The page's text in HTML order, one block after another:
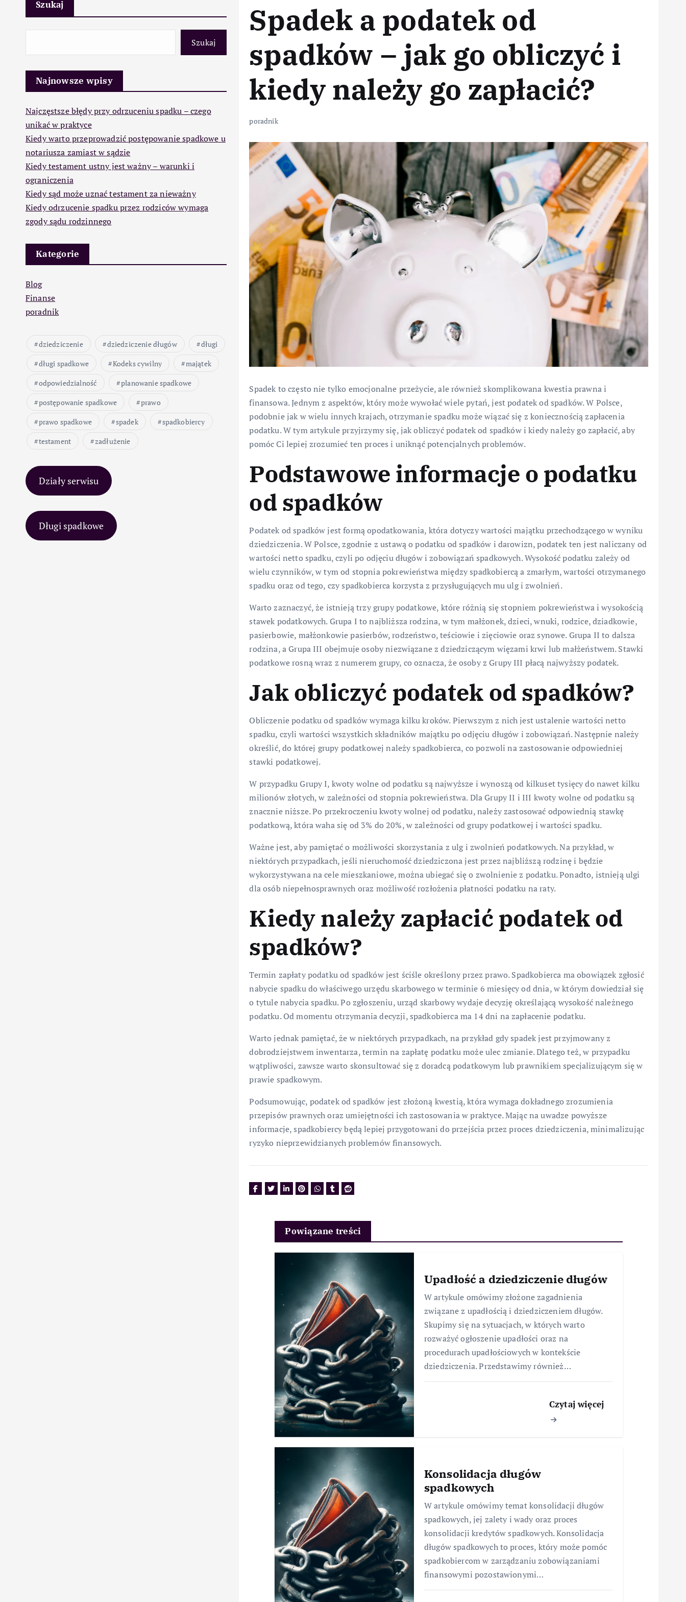
Szukaj
Szukaj
Najnowsze wpisy
Najczęstsze błędy przy odrzuceniu spadku – czego
unikać w praktyce
Kiedy warto przeprowadzić postępowanie spadkowe u
notariusza zamiast w sądzie
Kiedy testament ustny jest ważny – warunki i
ograniczenia
Kiedy sąd może uznać testament za nieważny
Kiedy odrzucenie spadku przez rodziców wymaga
zgody sądu rodzinnego
Kategorie
Blog
Finanse
poradnik
dziedziczenie dziedziczenie długów
długi
długi spadkowe
Kodeks cywilny
majątek
odpowiedzialność
planowanie spadkowe
postępowanie spadkowe
prawo
prawo spadkowe
spadek
spadkobiercy
testament
zadłużenie
Działy serwisu
Długi spadkowe
Spadek a podatek od
spadków – jak go obliczyć i
kiedy należy go zapłacić?
poradnik
Spadek to często nie tylko emocjonalne przeżycie, ale również skomplikowana kwestia prawna i
finansowa. Jednym z aspektów, który może wywołać wiele pytań, jest podatek od spadków. W Polsce,
podobnie jak w wielu innych krajach, otrzymanie spadku może wiązać się z koniecznością zapłacenia
podatku. W tym artykule przyjrzymy się, jak obliczyć podatek od spadków i kiedy należy go zapłacić, aby
pomóc Ci lepiej zrozumieć ten proces i uniknąć potencjalnych problemów.
Podstawowe informacje o podatku
od spadków
Podatek od spadków jest formą opodatkowania, która dotyczy wartości majątku przechodzącego w wyniku
dziedziczenia. W Polsce, zgodnie z ustawą o podatku od spadków i darowizn, podatek ten jest naliczany od
wartości netto spadku, czyli po odjęciu długów i zobowiązań spadkowych. Wysokość podatku zależy od
wielu czynników, w tym od stopnia pokrewieństwa między spadkobiercą a zmarłym, wartości otrzymanego
spadku oraz od tego, czy spadkobierca korzysta z przysługujących mu ulg i zwolnień.
Warto zaznaczyć, że istnieją trzy grupy podatkowe, które różnią się stopniem pokrewieństwa i wysokością
stawek podatkowych. Grupa I to najbliższa rodzina, w tym małżonek, dzieci, wnuki, rodzice, dziadkowie,
pasierbowie, małżonkowie pasierbów, rodzeństwo, teściowie i zięciowie oraz synowe. Grupa II to dalsza
rodzina, a Grupa III obejmuje osoby niezwiązane z dziedziczącym więzami krwi lub małżeństwem. Stawki
podatkowe rosną wraz z numerem grupy, co oznacza, że osoby z Grupy III płacą najwyższy podatek.
Jak obliczyć podatek od spadków?
Obliczenie podatku od spadków wymaga kilku kroków. Pierwszym z nich jest ustalenie wartości netto
spadku, czyli wartości wszystkich składników majątku po odjęciu długów i zobowiązań. Następnie należy
określić, do której grupy podatkowej należy spadkobierca, co pozwoli na zastosowanie odpowiedniej
stawki podatkowej.
W przypadku Grupy I, kwoty wolne od podatku są najwyższe i wynoszą od kilkuset tysięcy do nawet kilku
milionów złotych, w zależności od stopnia pokrewieństwa. Dla Grupy II i III kwoty wolne od podatku są
znacznie niższe. Po przekroczeniu kwoty wolnej od podatku, należy zastosować odpowiednią stawkę
podatkową, która waha się od 3% do 20%, w zależności od grupy podatkowej i wartości spadku.
Ważne jest, aby pamiętać o możliwości skorzystania z ulg i zwolnień podatkowych. Na przykład, w
niektórych przypadkach, jeśli nieruchomość dziedziczona jest przez najbliższą rodzinę i będzie
wykorzystywana na cele mieszkaniowe, można ubiegać się o zwolnienie z podatku. Ponadto, istnieją ulgi
dla osób niepełnosprawnych oraz możliwość rozłożenia płatności podatku na raty.
Kiedy należy zapłacić podatek od
spadków?
Termin zapłaty podatku od spadków jest ściśle określony przez prawo. Spadkobierca ma obowiązek zgłosić
nabycie spadku do właściwego urzędu skarbowego w terminie 6 miesięcy od dnia, w którym dowiedział się
o tytule nabycia spadku. Po zgłoszeniu, urząd skarbowy wydaje decyzję określającą wysokość należnego
podatku. Od momentu otrzymania decyzji, spadkobierca ma 14 dni na zapłacenie podatku.
Warto jednak pamiętać, że w niektórych przypadkach, na przykład gdy spadek jest przyjmowany z
dobrodziejstwem inwentarza, termin na zapłatę podatku może ulec zmianie. Dlatego też, w przypadku
wątpliwości, zawsze warto skonsultować się z doradcą podatkowym lub prawnikiem specjalizującym się w
prawie spadkowym.
Podsumowując, podatek od spadków jest złożoną kwestią, która wymaga dokładnego zrozumienia
przepisów prawnych oraz umiejętności ich zastosowania w praktyce. Mając na uwadze powyższe
informacje, spadkobiercy będą lepiej przygotowani do przejścia przez proces dziedziczenia, minimalizując
ryzyko nieprzewidzianych problemów finansowych.
Powiązane treści
Upadłość a dziedziczenie długów
W artykule omówimy złożone zagadnienia
związane z upadłością i dziedziczeniem długów.
Skupimy się na sytuacjach, w których warto
rozważyć ogłoszenie upadłości oraz na
procedurach upadłościowych w kontekście
dziedziczenia. Przedstawimy również…
Czytaj więcej
Konsolidacja długów
spadkowych
W artykule omówimy temat konsolidacji długów
spadkowych, jej zalety i wady oraz proces
konsolidacji kredytów spadkowych. Konsolidacja
długów spadkowych to proces, który może pomóc
spadkobiercom w zarządzaniu zobowiązaniami
finansowymi pozostawionymi…